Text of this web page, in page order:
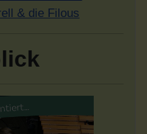
& die Filous